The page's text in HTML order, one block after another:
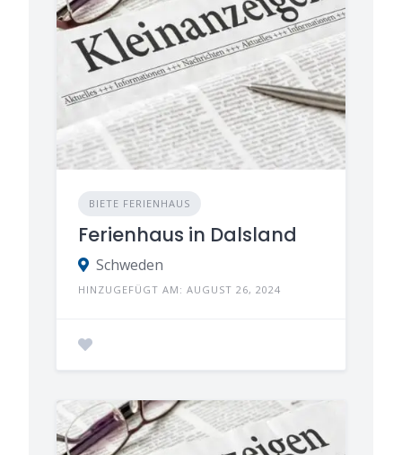
BIETE FERIENHAUS
Ferienhaus in Dalsland
Schweden
HINZUGEFÜGT AM: AUGUST 26, 2024